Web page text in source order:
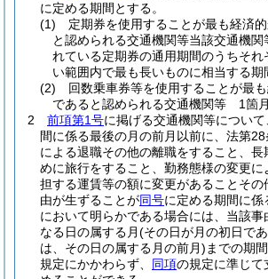
に定める期間とする。
(1)
定期券を使用することが最も経済
と認められる交通機関等当該交通機関
れている定期券の通用期間のうちそれ
い範囲内で最も長いものに相当する期
(2)
回数乗車券等を使用することが最
であると認められる交通機関等 1箇月
2
前項第1号に掲げる交通機関等について
間に係る最後の月の前月以前に、法第
による退職その他の離職をすること、長
めに旅行をすること、勤務態様の変更に
担する運賃等の額に変更があることその
由が生ずることが同号に定める期間に係
において明らかである場合には、当該事
なる日の属する月(その日が月の初日で
は、その日の属する月の前月) までの期
規定にかかわらず、 同項の規定に準じて